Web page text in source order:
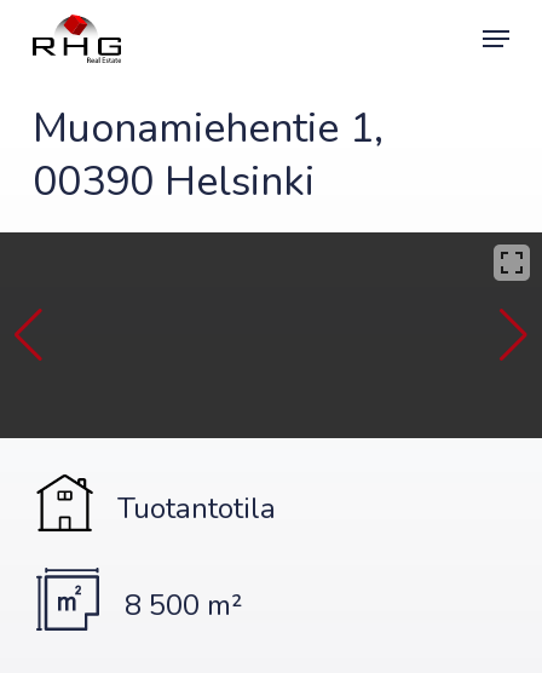
Menu
Muonamiehentie 1,
00390 Helsinki
Tuotantotila
8 500 m²